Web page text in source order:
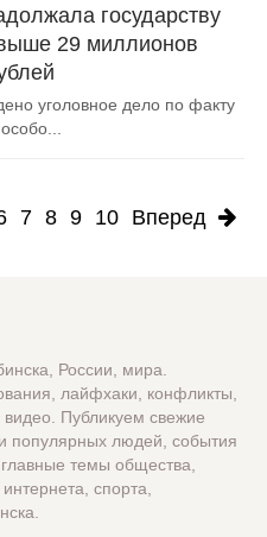
государству
29 миллионов
уголовное дело по факту
7 8 9 10 Вперед
России, мира.
лайфхаки, конфликты,
Публикуем свежие
популярных людей, события
темы общества,
спорта,